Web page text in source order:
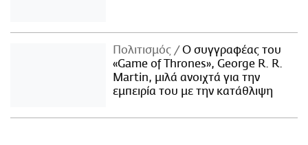
Πολιτισμός
Ο συγγραφέας του
«Game of Thrones», George R. R.
Martin, μιλά ανοιχτά για την
εμπειρία του με την κατάθλιψη